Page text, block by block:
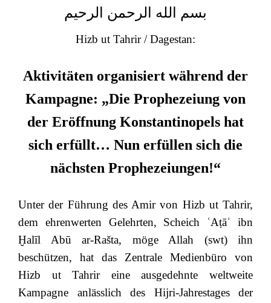
بسم الله الرحمن الرحيم
Hizb ut Tahrir / Dagestan:
Aktivitäten organisiert während der
Kampagne: „Die Prophezeiung von
der Eröffnung Konstantinopels hat
sich erfüllt… Nun erfüllen sich die
nächsten Prophezeiungen!“
Unter der Führung des Amir von Hizb ut Tahrir,
dem ehrenwerten Gelehrten, Scheich ʿAṭāʾ ibn
Ḫalīl Abū ar-Rašta, möge Allah (swt) ihn
beschützen, hat das Zentrale Medienbüro von
Hizb ut Tahrir eine ausgedehnte weltweite
Kampagne anlässlich des Hijri-Jahrestages der